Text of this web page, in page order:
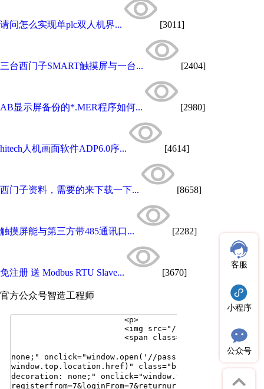
请问怎么实现单plc双人机界... [3011]
三台西门子SMART触摸屏与一台... [2404]
AB显示屏备份的*.MER程序如何... [2980]
hitech人机画面软件ADP6.0序... [4614]
西门子资料，需要的来下载一下... [8658]
触摸屏能与第三方带485通讯口... [2282]
免注册 送 Modbus RTU Slave... [3670]
官方公众号智造工程师
客服
小程序
公众号